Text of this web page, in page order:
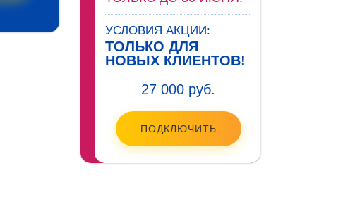
УСЛОВИЯ АКЦИИ:
ТОЛЬКО ДЛЯ
НОВЫХ КЛИЕНТОВ!
27 000 руб.
ПОДКЛЮЧИТЬ